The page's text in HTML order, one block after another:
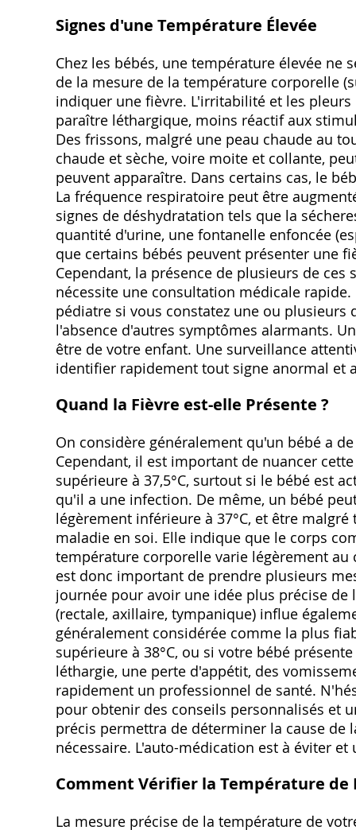
Signes d'une Température Élevée
Chez les bébés, une température élevée
de la mesure de la température corporelle
indiquer une fièvre. L'irritabilité et les
paraître léthargique, moins réactif aux
Des frissons, malgré une peau chaude au
chaude et sèche, voire moite et collante,
peuvent apparaître. Dans certains cas, le
La fréquence respiratoire peut être
signes de déshydratation tels que la
quantité d'urine, une fontanelle enfoncée
que certains bébés peuvent présenter une
Cependant, la présence de plusieurs de
nécessite une consultation médicale
pédiatre si vous constatez une ou plusieurs
l'absence d'autres symptômes alarmants.
être de votre enfant. Une surveillance
identifier rapidement tout signe anormal et
Quand la Fièvre est-elle Présente ?
On considère généralement qu'un bébé a
Cependant, il est important de nuancer
supérieure à 37,5°C, surtout si le bébé est
qu'il a une infection. De même, un bébé
légèrement inférieure à 37°C, et être
maladie en soi. Elle indique que le corps
température corporelle varie légèrement
est donc important de prendre plusieurs
journée pour avoir une idée plus précise
(rectale, axillaire, tympanique) influe
généralement considérée comme la plus
supérieure à 38°C, ou si votre bébé
léthargie, une perte d'appétit, des
rapidement un professionnel de santé.
pour obtenir des conseils personnalisés et
précis permettra de déterminer la cause
nécessaire. L'auto-médication est à éviter
Comment Vérifier la Température de
La mesure précise de la température de